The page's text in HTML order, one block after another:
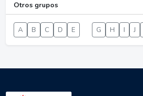
Otros grupos
A B C D E G H I J